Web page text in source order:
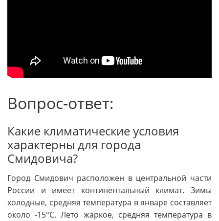
Вопрос-ответ:
Какие климатические условия
характерны для города
Смидовича?
Город Смидович расположен в центральной части
России и имеет континентальный климат. Зимы
холодные, средняя температура в январе составляет
около -15°C. Лето жаркое, средняя температура в